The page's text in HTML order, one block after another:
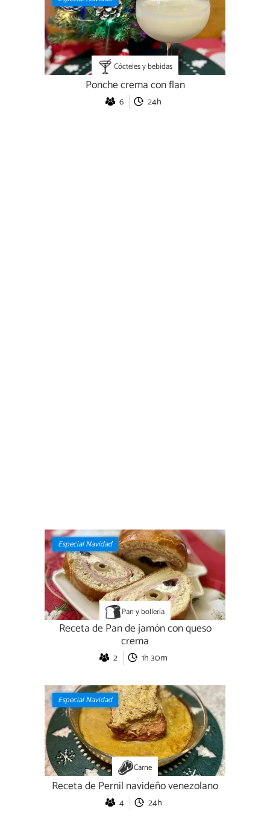
Cócteles y bebidas
Ponche crema con flan
6 24h
Especial Navidad
Pan y bollería
Receta de Pan de jamón con queso
crema
2 1h 30m
Especial Navidad
Carne
Receta de Pernil navideño venezolano
4 24h